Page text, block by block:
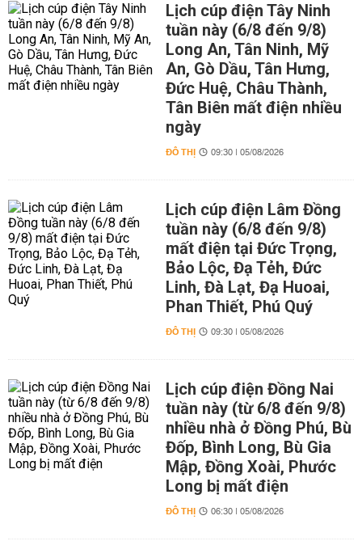
Lịch cúp điện Tây Ninh
tuần này (6/8 đến 9/8)
Long An, Tân Ninh, Mỹ
An, Gò Dầu, Tân Hưng,
Đức Huệ, Châu Thành,
Tân Biên mất điện nhiều
ngày
ĐÔ THỊ 09:30 | 05/08/2026
Lịch cúp điện Lâm Đồng
tuần này (6/8 đến 9/8)
mất điện tại Đức Trọng,
Bảo Lộc, Đạ Tẻh, Đức
Linh, Đà Lạt, Đạ Huoai,
Phan Thiết, Phú Quý
ĐÔ THỊ 09:30 | 05/08/2026
Lịch cúp điện Đồng Nai
tuần này (từ 6/8 đến 9/8)
nhiều nhà ở Đồng Phú, Bù
Đốp, Bình Long, Bù Gia
Mập, Đồng Xoài, Phước
Long bị mất điện
ĐÔ THỊ 06:30 | 05/08/2026